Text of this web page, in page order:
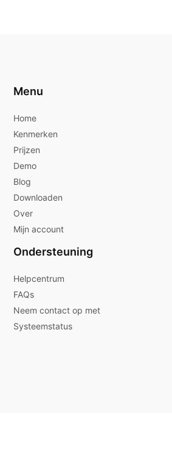
Menu
Home
Kenmerken
Prijzen
Demo
Blog
Downloaden
Over
Mijn account
Ondersteuning
Helpcentrum
FAQs
Neem contact op met
Systeemstatus